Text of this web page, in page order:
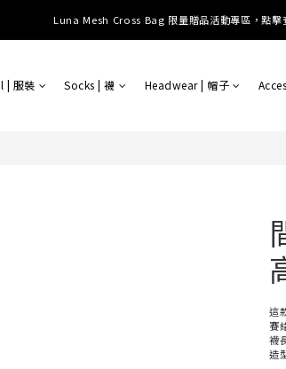
提供全球運送；消費滿 $3000 即享免運 (台港澳中)；滿
Luna Mesh Cross Bag 限量贈品活動專區，點擊
| 服裝 Socks | 襪 Headwear | 帽子
這
賽
襪
造